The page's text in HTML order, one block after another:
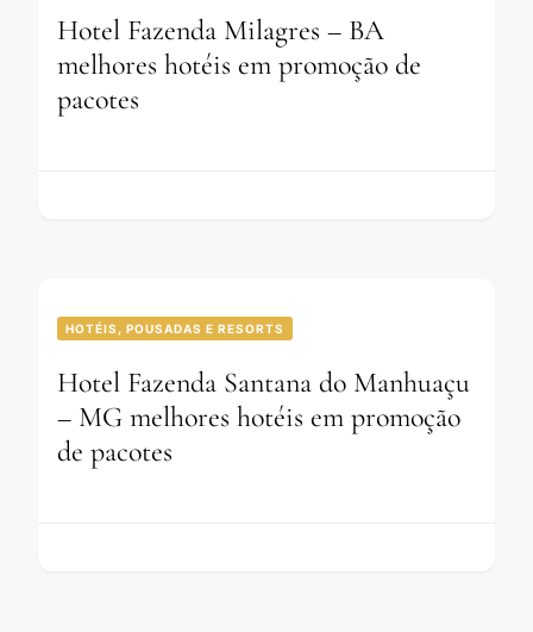
Hotel Fazenda Milagres – BA
melhores hotéis em promoção de
pacotes
HOTÉIS, POUSADAS E RESORTS
Hotel Fazenda Santana do Manhuaçu
– MG melhores hotéis em promoção
de pacotes